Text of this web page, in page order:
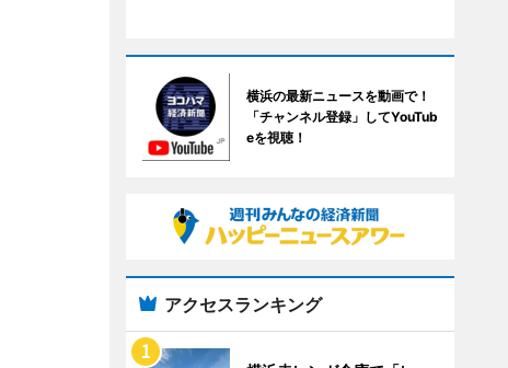
横浜の最新ニュースを動画で！
「チャンネル登録」してYouTub
eを視聴！
アクセスランキング